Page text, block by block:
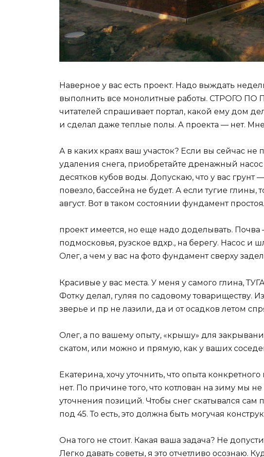
Наверное у вас есть проект. Надо выждать
выполнить все монолитные работы. СТРОГО ПО
читателей спрашивает портал, какой ему дом
и сделал даже теплые полы. А проекта — нет. Мне
А в каких краях ваш участок? Если вы сейчас
удаления снега, приобретайте дренажный
десятков кубов воды. Допускаю, что у вас грунт
повезло, бассейна не будет. А если тугие глины,
август. Вот в таком состоянии фундамент
проект имеется, но еще надо доделывать. Почва
подмосковья, рузское вдхр., на берегу. Насос и
Олег, а чем у вас на фото фундамент сверху
Красивые у вас места. У меня у самого глина,
Фотку делал, гуляя по садовому товариществу.
зверье и пр не лазили, да и от осадков летом
Олег, а по вашему опыту, «крышу» для
скатом, или можно и прямую, как у ваших
Екатерина, хочу уточнить, что опыта
нет. По причине того, что котлован на зиму мы
уточнения позиций. Чтобы снег скатывался сам
под 45. То есть, это должна быть могучая
Она того не стоит. Какая ваша задача? Не
Легко давать советы, я это отчетливо осознаю.